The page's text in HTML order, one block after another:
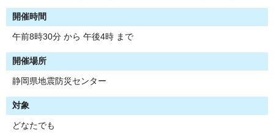
開催時間
午前8時30分 から 午後4時 まで
開催場所
静岡県地震防災センター
対象
どなたでも